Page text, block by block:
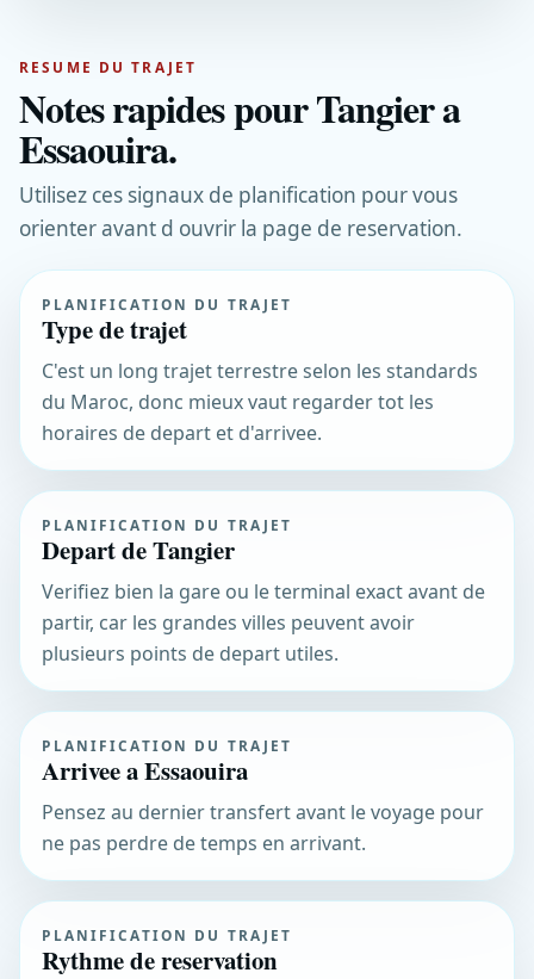
RESUME DU TRAJET
Notes rapides pour Tangier a
Essaouira.
Utilisez ces signaux de planification pour vous
orienter avant d ouvrir la page de reservation.
PLANIFICATION DU TRAJET
Type de trajet
C'est un long trajet terrestre selon les standards
du Maroc, donc mieux vaut regarder tot les
horaires de depart et d'arrivee.
PLANIFICATION DU TRAJET
Depart de Tangier
Verifiez bien la gare ou le terminal exact avant de
partir, car les grandes villes peuvent avoir
plusieurs points de depart utiles.
PLANIFICATION DU TRAJET
Arrivee a Essaouira
Pensez au dernier transfert avant le voyage pour
ne pas perdre de temps en arrivant.
PLANIFICATION DU TRAJET
Rythme de reservation